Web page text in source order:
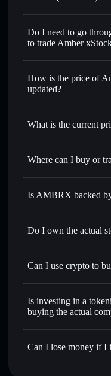
Do I need to go
to trade Amber
How is the price of
updated?
What is the current
Where can I buy or
Is AMBRX backed
Do I own the actual
Can I use crypto to
Is investing in a
buying the actual
Can I lose money if